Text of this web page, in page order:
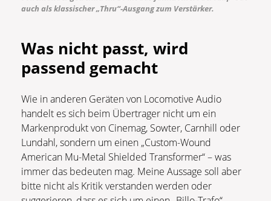
auch als klassischer „Thru“-Ausgang zum Verstärker.
Was nicht passt, wird
passend gemacht
Wie in anderen Geräten von Locomotive Audio
handelt es sich beim Übertrager nicht um ein
Markenprodukt von Cinemag, Sowter, Carnhill oder
Lundahl, sondern um einen „Custom-Wound
American Mu-Metal Shielded Transformer“ – was
immer das bedeuten mag. Meine Aussage soll aber
bitte nicht als Kritik verstanden werden oder